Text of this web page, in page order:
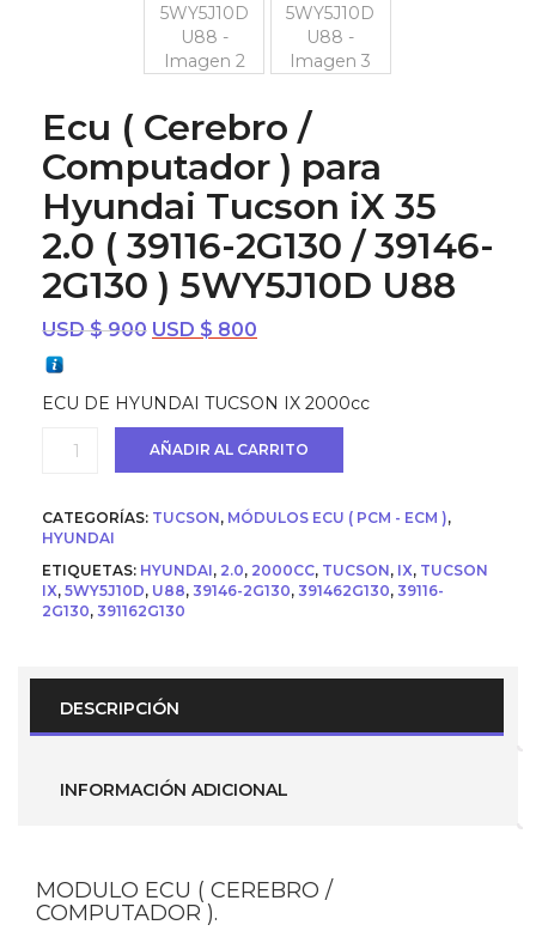
Ecu ( Cerebro /
Computador ) para
Hyundai Tucson iX 35
2.0 ( 39116-2G130 / 39146-
2G130 ) 5WY5J10D U88
USD $900 El
era:
USD
$ 900.
USD $ 800
es:
USD
$ 800.
ECU DE HYUNDAI TUCSON IX 2000cc
/
Computador
para
Hyundai
Tucson
39116-
2G130
2G130
AÑADIR AL CARRITO
CATEGORÍAS: TUCSON, MÓDULOS ECU ( PCM - ECM ),
HYUNDAI
ETIQUETAS: HYUNDAI, 2.0, 2000CC, TUCSON, IX, TUCSON
IX, 5WY5J10D, U88, 39146-2G130, 391462G130, 39116-
2G130, 391162G130
DESCRIPCIÓN
INFORMACIÓN ADICIONAL
MODULO ECU ( CEREBRO /
COMPUTADOR ).